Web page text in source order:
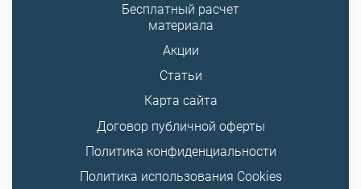
Бесплатный расчет
материала
Акции
Статьи
Карта сайта
Договор публичной оферты
Политика конфиденциальности
Политика использования Cookies